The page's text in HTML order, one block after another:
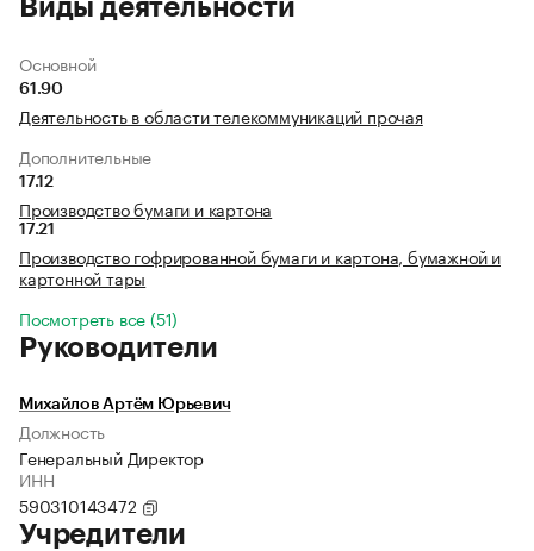
Виды деятельности
Основной
61.90
Деятельность в области телекоммуникаций прочая
Дополнительные
17.12
Производство бумаги и картона
17.21
Производство гофрированной бумаги и картона, бумажной и
картонной тары
Посмотреть все (51)
Руководители
Михайлов Артём Юрьевич
Должность
Генеральный Директор
ИНН
590310143472
Учредители